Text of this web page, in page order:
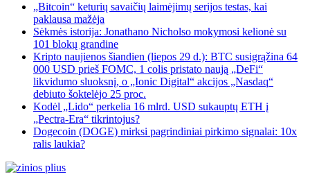
„Bitcoin“ keturių savaičių laimėjimų serijos testas, kai
paklausa mažėja
Sėkmės istorija: Jonathano Nicholso mokymosi kelionė su
101 blokų grandine
Kripto naujienos šiandien (liepos 29 d.): BTC susigrąžina 64
000 USD prieš FOMC, 1 colis pristato naują „DeFi“
likvidumo sluoksnį, o „Ionic Digital“ akcijos „Nasdaq“
debiuto šoktelėjo 25 proc.
Kodėl „Lido“ perkelia 16 mlrd. USD sukauptų ETH į
„Pectra-Era“ tikrintojus?
Dogecoin (DOGE) mirksi pagrindiniai pirkimo signalai: 10x
ralis laukia?